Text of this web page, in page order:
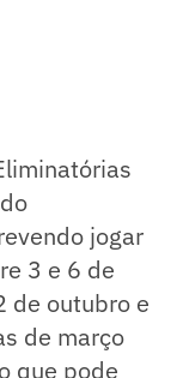
jogar
3 e 6 de
de outubro e
de março
que pode